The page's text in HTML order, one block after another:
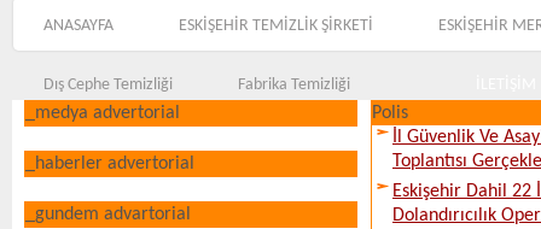
ANASAYFA ESKİŞEHİR TEMİZLİK ŞİRKETİ ESKİŞEHİR
Dış Cephe Temizliği Fabrika Temizliği
_medya advertorial
_haberler advertorial
_gundem advartorial
Polis
İl Güvenlik Ve
Toplantısı
Eskişehir Dahil
Dolandırıcılık